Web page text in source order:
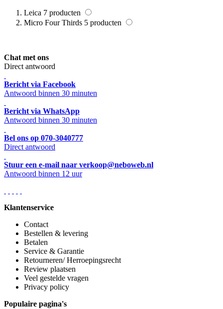
Leica 7 producten
Micro Four Thirds 5 producten
Chat met ons
Direct antwoord
Bericht via Facebook
Antwoord binnen 30 minuten
Bericht via WhatsApp
Antwoord binnen 30 minuten
Bel ons op 070-3040777
Direct antwoord
Stuur een e-mail naar verkoop@neboweb.nl
Antwoord binnen 12 uur
Klantenservice
Contact
Bestellen & levering
Betalen
Service & Garantie
Retourneren/ Herroepingsrecht
Review plaatsen
Veel gestelde vragen
Privacy policy
Populaire pagina's